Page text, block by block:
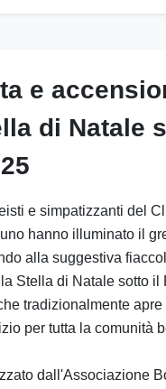
e
di Natale
e simpatizzanti del
hanno illuminato il
alla suggestiva
Stella di Natale sotto il
tradizionalmente apre
per tutta la comunità
dall'Associazione